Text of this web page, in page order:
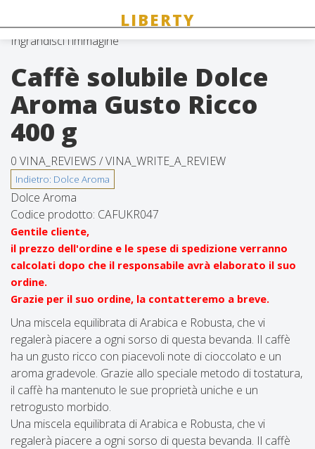
Ingrandisci l'immagine
Caffè solubile Dolce
Aroma Gusto Ricco
400 g
0 VINA_REVIEWS /VINA_WRITE_A_REVIEW
Dolce Aroma
Codice prodotto: CAFUKR047
Gentile cliente,
il prezzo dell'ordine e le spese di spedizione verranno
calcolati dopo che il responsabile avrà elaborato il suo
ordine.
Grazie per il suo ordine, la contatteremo a breve.
Una miscela equilibrata di Arabica e Robusta, che vi
regalerà piacere a ogni sorso di questa bevanda. Il caffè
ha un gusto ricco con piacevoli note di cioccolato e un
aroma gradevole. Grazie allo speciale metodo di tostatura,
il caffè ha mantenuto le sue proprietà uniche e un
retrogusto morbido.
Una miscela equilibrata di Arabica e Robusta, che vi
regalerà piacere a ogni sorso di questa bevanda. Il caffè